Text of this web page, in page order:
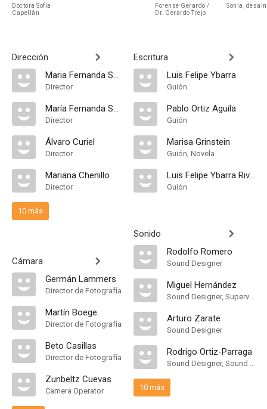
Doctora Sofía
Capellán
Forense Gerardo /
Dr. Gerardo Trejo
Sonia,
Dirección
Maria Fernanda Suarez
Director
María Fernanda Suárez
Director
Álvaro Curiel
Director
Mariana Chenillo
Director
10 más
Cámara
Germán Lammers
Director de Fotografía
Martín Boege
Director de Fotografía
Beto Casillas
Director de Fotografía
Zunbeltz Cuevas
Camera Operator
Escritura
Luis Felipe Ybarra
Guión
Pablo Ortiz Aguila
Guión
Marisa Grinstein
Guión, Novela
Luis Felipe Ybarra Rivera
Guión
Sonido
Rodolfo Romero
Sound Designer
Miguel Hernández
Sound Designer, Supervising Sound Editor, Mezclador de Re-Grabación de Sonido
Arturo Zarate
Sound Designer
Rodrigo Ortiz-Parraga
Sound Designer, Sound Editor, Sound Effects Editor, Mezclador de Re-Grabación de Sonido
10 más